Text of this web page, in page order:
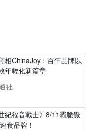
相ChinaJoy：百年品牌以
年輕化新篇章
社
紀福音戰士》8/11霸脆覺
食品牌！